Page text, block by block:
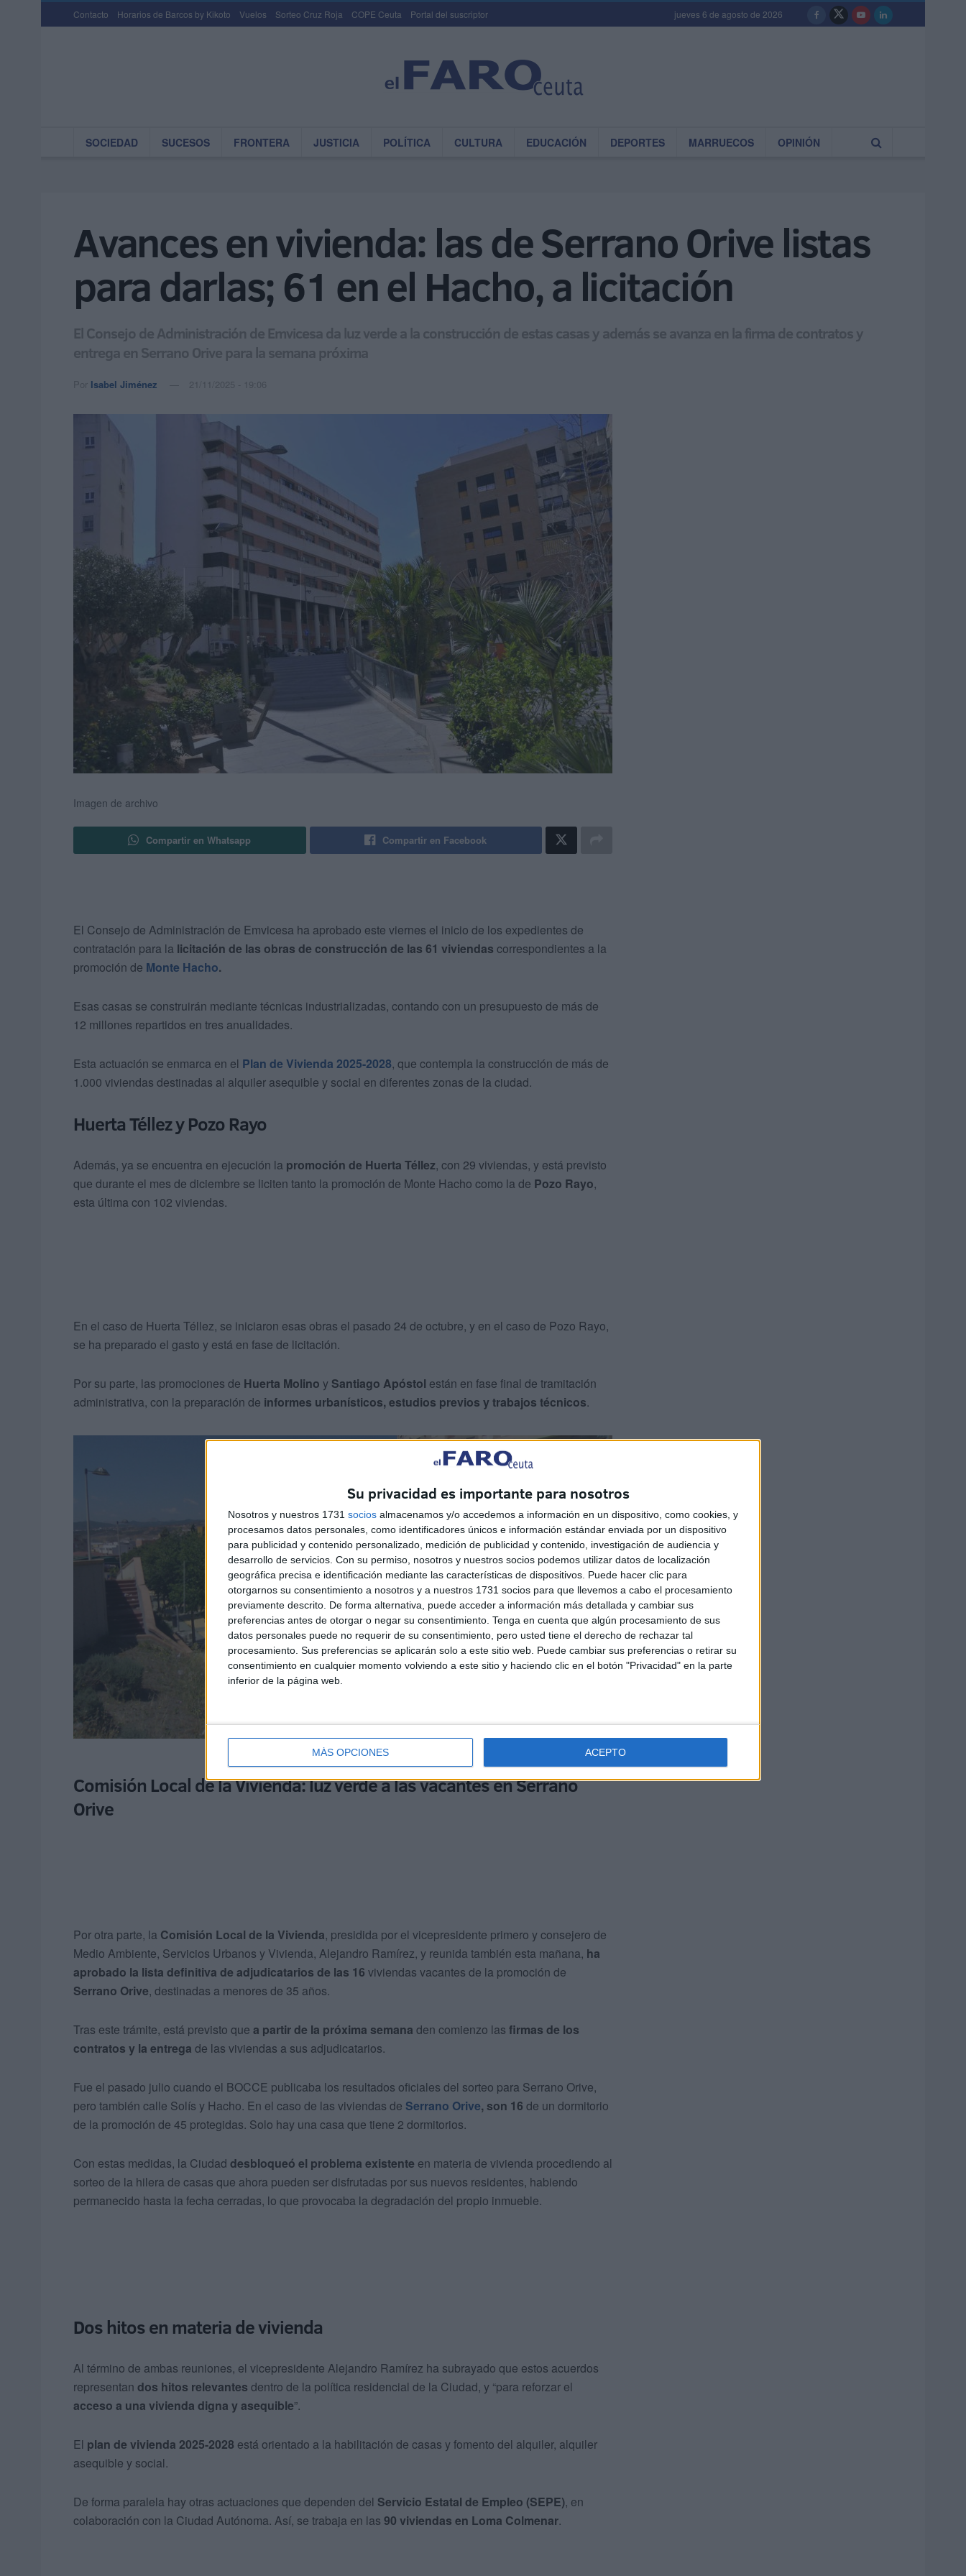
Su privacidad es importante para nosotros
Nosotros y nuestros 1731 socios almacenamos y/o accedemos a información en un dispositivo, como cookies, y
procesamos datos personales, como identificadores únicos e información estándar enviada por un dispositivo
para publicidad y contenido personalizado, medición de publicidad y contenido, investigación de audiencia y
desarrollo de servicios. Con su permiso, nosotros y nuestros socios podemos utilizar datos de localización
geográfica precisa e identificación mediante las características de dispositivos. Puede hacer clic para
otorgarnos su consentimiento a nosotros y a nuestros 1731 socios para que llevemos a cabo el procesamiento
previamente descrito. De forma alternativa, puede acceder a información más detallada y cambiar sus
preferencias antes de otorgar o negar su consentimiento. Tenga en cuenta que algún procesamiento de sus
datos personales puede no requerir de su consentimiento, pero usted tiene el derecho de rechazar tal
procesamiento. Sus preferencias se aplicarán solo a este sitio web. Puede cambiar sus preferencias o retirar su
consentimiento en cualquier momento volviendo a este sitio y haciendo clic en el botón "Privacidad" en la parte
inferior de la página web.
MÁS OPCIONES ACEPTO
Contacto Horarios de Barcos by Kikoto Vuelos Sorteo Cruz Roja COPE Ceuta Portal del suscriptor jueves 6 de agosto de 2026
SOCIEDAD SUCESOS FRONTERA JUSTICIA POLÍTICA CULTURA EDUCACIÓN DEPORTES MARRUECOS OPINIÓN
Avances en vivienda: las de Serrano Orive listas
para darlas; 61 en el Hacho, a licitación
El Consejo de Administración de Emvicesa da luz verde a la construcción de estas casas y además se avanza en la firma de contratos y
entrega en Serrano Orive para la semana próxima
Por Isabel Jiménez 21/11/2025 - 19:06
Imagen de archivo
Compartir en Whatsapp Compartir en Facebook
El Consejo de Administración de Emvicesa ha aprobado este viernes el inicio de los expedientes de
contratación para la licitación de las obras de construcción de las 61 viviendas correspondientes a la
promoción de Monte Hacho.
Esas casas se construirán mediante técnicas industrializadas, contando con un presupuesto de más de
12 millones repartidos en tres anualidades.
Esta actuación se enmarca en el Plan de Vivienda 2025-2028, que contempla la construcción de más de
1.000 viviendas destinadas al alquiler asequible y social en diferentes zonas de la ciudad.
Huerta Téllez y Pozo Rayo
Además, ya se encuentra en ejecución la promoción de Huerta Téllez, con 29 viviendas, y está previsto
que durante el mes de diciembre se liciten tanto la promoción de Monte Hacho como la de Pozo Rayo,
esta última con 102 viviendas.
En el caso de Huerta Téllez, se iniciaron esas obras el pasado 24 de octubre, y en el caso de Pozo Rayo,
se ha preparado el gasto y está en fase de licitación.
Por su parte, las promociones de Huerta Molino y Santiago Apóstol están en fase final de tramitación
administrativa, con la preparación de informes urbanísticos, estudios previos y trabajos técnicos.
Comisión Local de la Vivienda: luz verde a las vacantes en Serrano
Orive
Por otra parte, la Comisión Local de la Vivienda, presidida por el vicepresidente primero y consejero de
Medio Ambiente, Servicios Urbanos y Vivienda, Alejandro Ramírez, y reunida también esta mañana, ha
aprobado la lista definitiva de adjudicatarios de las 16 viviendas vacantes de la promoción de
Serrano Orive, destinadas a menores de 35 años.
Tras este trámite, está previsto que a partir de la próxima semana den comienzo las firmas de los
contratos y la entrega de las viviendas a sus adjudicatarios.
Fue el pasado julio cuando el BOCCE publicaba los resultados oficiales del sorteo para Serrano Orive,
pero también calle Solís y Hacho. En el caso de las viviendas de Serrano Orive, son 16 de un dormitorio
de la promoción de 45 protegidas. Solo hay una casa que tiene 2 dormitorios.
Con estas medidas, la Ciudad desbloqueó el problema existente en materia de vivienda procediendo al
sorteo de la hilera de casas que ahora pueden ser disfrutadas por sus nuevos residentes, habiendo
permanecido hasta la fecha cerradas, lo que provocaba la degradación del propio inmueble.
Dos hitos en materia de vivienda
Al término de ambas reuniones, el vicepresidente Alejandro Ramírez ha subrayado que estos acuerdos
representan dos hitos relevantes dentro de la política residencial de la Ciudad, y “para reforzar el
acceso a una vivienda digna y asequible”.
El plan de vivienda 2025-2028 está orientado a la habilitación de casas y fomento del alquiler, alquiler
asequible y social.
De forma paralela hay otras actuaciones que dependen del Servicio Estatal de Empleo (SEPE), en
colaboración con la Ciudad Autónoma. Así, se trabaja en las 90 viviendas en Loma Colmenar.